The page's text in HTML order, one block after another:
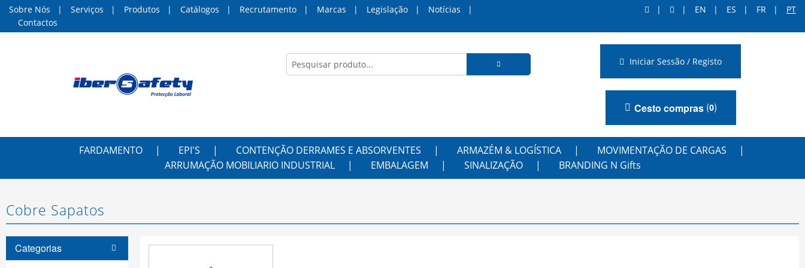
Sobre Nós Serviços Produtos Catálogos Recrutamento Marcas Legislação
Notícias
Contactos
EN ES FR PT
Iniciar Sessão / Registo
Cesto compras(0)
FARDAMENTO EPI'S CONTENÇÃO DERRAMES E ABSORVENTES ARMAZÉM & LOGÍSTICA
MOVIMENTAÇÃO DE CARGAS
ARRUMAÇÃO MOBILIARIO INDUSTRIAL
EMBALAGEM SINALIZAÇÃO BRANDING N Gifts
Cobre Sapatos
Categorias